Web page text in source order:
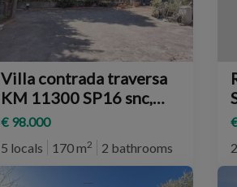
Villa contrada traversa
KM 11300 SP16 snc,
Ventimiglia di Sicilia
€ 98.000
5 locals
170 m2 2 bathrooms